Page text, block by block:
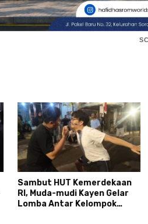
Sambut HUT Kemerdekaan
RI, Muda-mudi Kayen Gelar
Lomba Antar Kelompok